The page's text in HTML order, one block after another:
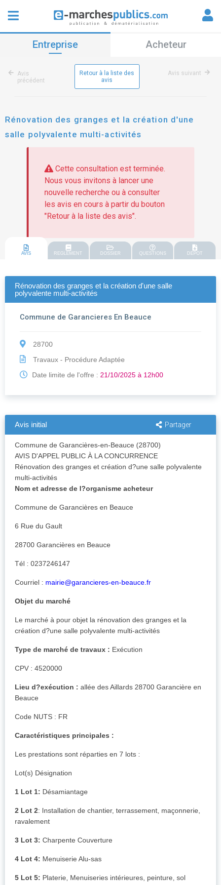
Entreprise Acheteur
Avis
précédent
Retour à la liste des
avis
Avis suivant
Rénovation des granges et la création d'une
salle polyvalente multi-activités
Cette consultation est terminée.
Nous vous invitons à lancer une
nouvelle recherche ou à consulter
les avis en cours à partir du bouton
"Retour à la liste des avis".
AVIS REGLEMENT DOSSIER QUESTIONS DEPOT
Rénovation des granges et la création d'une salle
polyvalente multi-activités
Commune de Garancieres En Beauce
28700
Travaux - Procédure Adaptée
Date limite de l'offre : 21/10/2025 à 12h00
Avis initial Partager
Commune de Garancières-en-Beauce (28700)
AVIS D'APPEL PUBLIC À LA CONCURRENCE
Rénovation des granges et création d?une salle polyvalente
multi-activités
Nom et adresse de l?organisme acheteur
Commune de Garancières en Beauce
6 Rue du Gault
28700 Garancières en Beauce
Tél : 0237246147
Courriel : mairie@garancieres-en-beauce.fr
Objet du marché
Le marché à pour objet la rénovation des granges et la
création d?une salle polyvalente multi-activités
Type de marché de travaux : Exécution
CPV : 4520000
Lieu d?exécution : allée des Aillards 28700 Garancière en
Beauce
Code NUTS : FR
Caractéristiques principales :
Les prestations sont réparties en 7 lots :
Lot(s) Désignation
1 Lot 1: Désamiantage
2 Lot 2: Installation de chantier, terrassement, maçonnerie,
ravalement
3 Lot 3: Charpente Couverture
4 Lot 4: Menuiserie Alu-sas
5 Lot 5: Platerie, Menuiseries intérieures, peinture, sol